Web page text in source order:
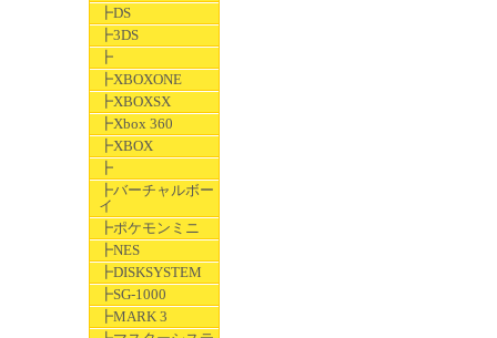
┣DS
┣3DS
┣
┣XBOXONE
┣XBOXSX
┣Xbox 360
┣XBOX
┣
┣バーチャルボー
イ
┣ポケモンミニ
┣NES
┣DISKSYSTEM
┣SG-1000
┣MARK 3